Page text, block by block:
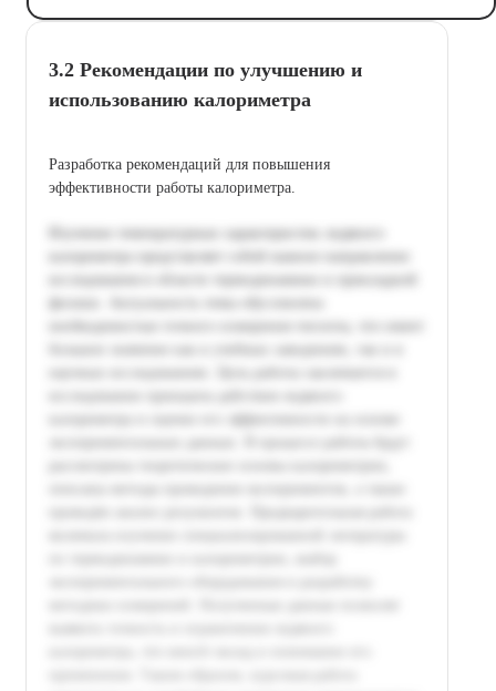
3.2 Рекомендации по улучшению и
использованию калориметра
Разработка рекомендаций для повышения
эффективности работы калориметра.